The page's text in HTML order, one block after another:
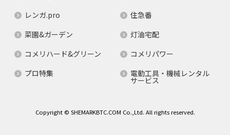
レンガ.pro
住急番
菜園&ガーデン
灯油宅配
コメリハード&グリーン
コメリパワー
プロ特集
電動工具・機械レンタル
サービス
Copyright © SHEMARKBTC.COM Co.,Ltd. All rights reserved.